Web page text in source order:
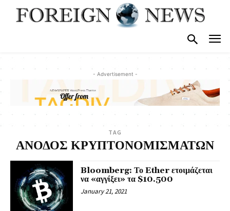
- Advertisement -
TAG
ΑΝΟΔΟΣ ΚΡΥΠΤΟΝΟΜΙΣΜΑΤΩΝ
Bloomberg: Το Ether ετοιμάζεται
να «αγγίξει» τα $10.500
January 21, 2021